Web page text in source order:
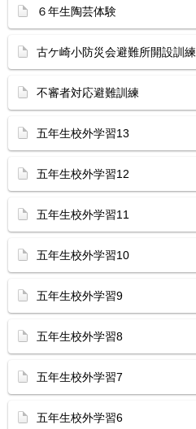
６年生陶芸体験
古ケ崎小防災会避難所開設訓練
不審者対応避難訓練
五年生校外学習13
五年生校外学習12
五年生校外学習11
五年生校外学習10
五年生校外学習9
五年生校外学習8
五年生校外学習7
五年生校外学習6